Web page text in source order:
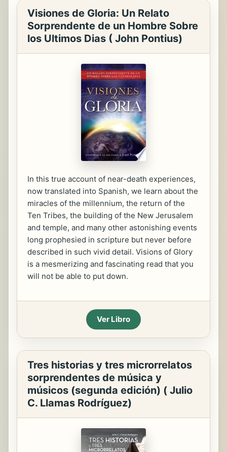
Visiones de Gloria: Un Relato
Sorprendente de un Hombre Sobre
los Ultimos Dias ( John Pontius)
In this true account of near-death experiences,
now translated into Spanish, we learn about the
miracles of the millennium, the return of the
Ten Tribes, the building of the New Jerusalem
and temple, and many other astonishing events
long prophesied in scripture but never before
described in such vivid detail. Visions of Glory
is a mesmerizing and fascinating read that you
will not be able to put down.
Ver Libro
Tres historias y tres microrrelatos
sorprendentes de música y
músicos (segunda edición) ( Julio
C. Llamas Rodríguez)